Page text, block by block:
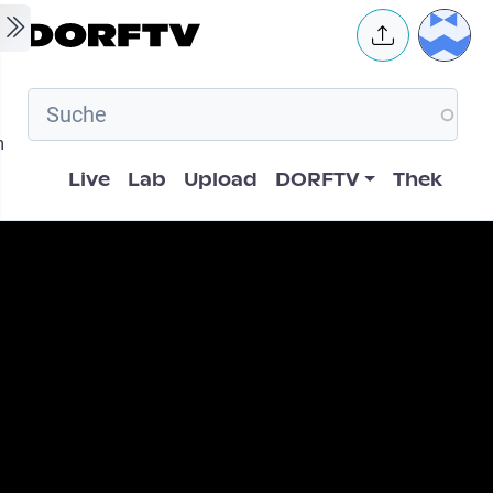
Skip to main content User
Hauptnavigation
Live Lab Upload DORFTV Thek